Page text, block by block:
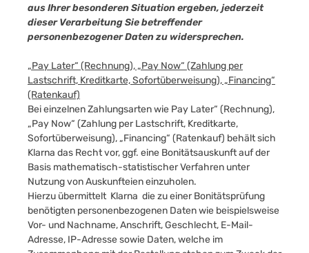
aus Ihrer besonderen Situation ergeben, jederzeit
dieser Verarbeitung Sie betreffender
personenbezogener Daten zu widersprechen.
„Pay Later“ (Rechnung), „Pay Now“ (Zahlung per
Lastschrift, Kreditkarte, Sofortüberweisung), „Financing“
(Ratenkauf)
Bei einzelnen Zahlungsarten wie Pay Later“ (Rechnung),
„Pay Now“ (Zahlung per Lastschrift, Kreditkarte,
Sofortüberweisung), „Financing“ (Ratenkauf) behält sich
Klarna das Recht vor, ggf. eine Bonitätsauskunft auf der
Basis mathematisch-statistischer Verfahren unter
Nutzung von Auskunfteien einzuholen.
Hierzu übermittelt Klarna die zu einer Bonitätsprüfung
benötigten personenbezogenen Daten wie beispielsweise
Vor- und Nachname, Anschrift, Geschlecht, E-Mail-
Adresse, IP-Adresse sowie Daten, welche im